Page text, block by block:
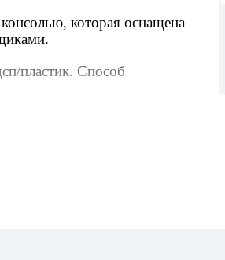
которая оснащена
пластик. Способ